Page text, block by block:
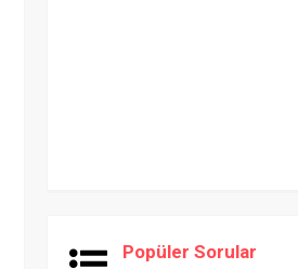
Popüler Sorular